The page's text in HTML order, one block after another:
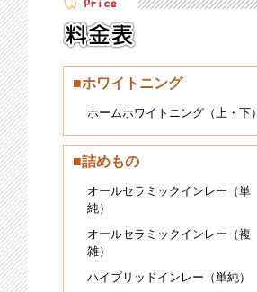
■ホワイトニング
ホームホワイトニング（上・下）
■詰めもの
オールセラミックインレー（単
純）
オールセラミックインレー（複
雑）
ハイブリッドインレー（単純）